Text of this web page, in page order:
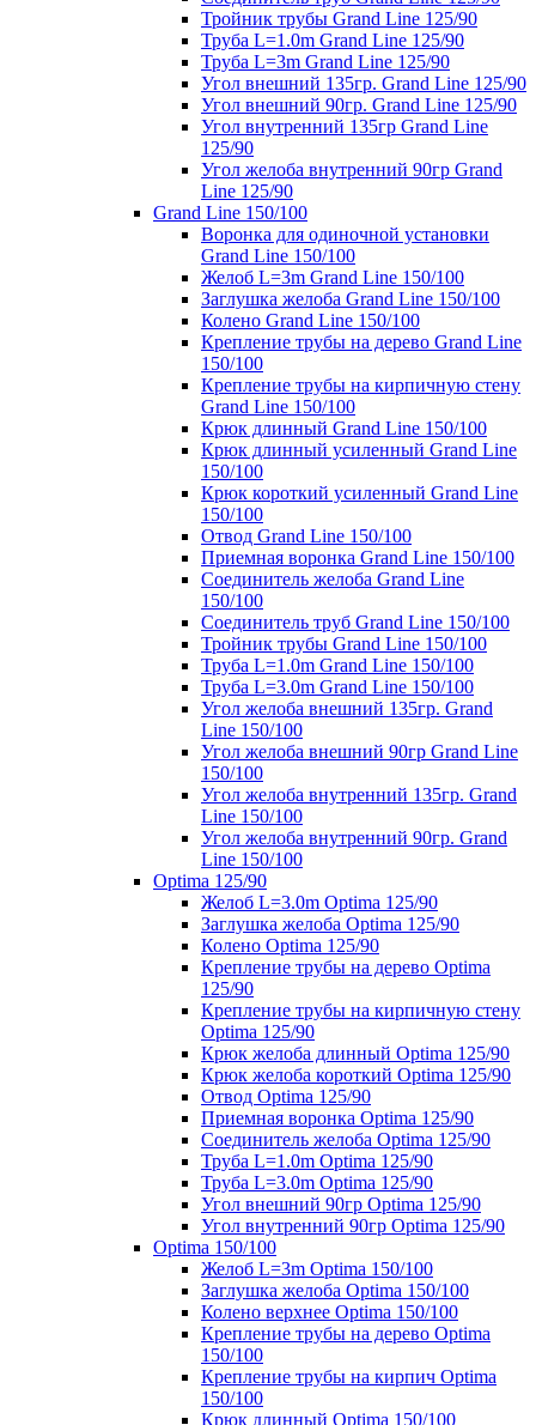
Тройник трубы Grand Line 125/90
Труба L=1.0m Grand Line 125/90
Труба L=3m Grand Line 125/90
Угол внешний 135гр. Grand Line 125/90
Угол внешний 90гр. Grand Line 125/90
Угол внутренний 135гр Grand Line
125/90
Угол желоба внутренний 90гр Grand
Line 125/90
Grand Line 150/100
Воронка для одиночной установки
Grand Line 150/100
Желоб L=3m Grand Line 150/100
Заглушка желоба Grand Line 150/100
Колено Grand Line 150/100
Крепление трубы на дерево Grand Line
150/100
Крепление трубы на кирпичную стену
Grand Line 150/100
Крюк длинный Grand Line 150/100
Крюк длинный усиленный Grand Line
150/100
Крюк короткий усиленный Grand Line
150/100
Отвод Grand Line 150/100
Приемная воронка Grand Line 150/100
Соединитель желоба Grand Line
150/100
Соединитель труб Grand Line 150/100
Тройник трубы Grand Line 150/100
Труба L=1.0m Grand Line 150/100
Труба L=3.0m Grand Line 150/100
Угол желоба внешний 135гр. Grand
Line 150/100
Угол желоба внешний 90гр Grand Line
150/100
Угол желоба внутренний 135гр. Grand
Line 150/100
Угол желоба внутренний 90гр. Grand
Line 150/100
Optima 125/90
Желоб L=3.0m Optima 125/90
Заглушка желоба Optima 125/90
Колено Optima 125/90
Крепление трубы на дерево Optima
125/90
Крепление трубы на кирпичную стену
Optima 125/90
Крюк желоба длинный Optima 125/90
Крюк желоба короткий Optima 125/90
Отвод Optima 125/90
Приемная воронка Optima 125/90
Соединитель желоба Optima 125/90
Труба L=1.0m Optima 125/90
Труба L=3.0m Optima 125/90
Угол внешний 90гр Optima 125/90
Угол внутренний 90гр Optima 125/90
Optima 150/100
Желоб L=3m Optima 150/100
Заглушка желоба Optima 150/100
Колено верхнее Optima 150/100
Крепление трубы на дерево Optima
150/100
Крепление трубы на кирпич Optima
150/100
Крюк длинный Optima 150/100